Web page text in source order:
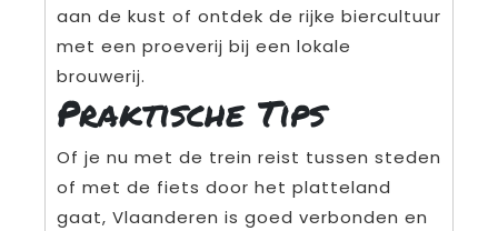
aan de kust of ontdek de rijke biercultuur
met een proeverij bij een lokale
brouwerij.
Praktische Tips
Of je nu met de trein reist tussen steden
of met de fiets door het platteland
gaat, Vlaanderen is goed verbonden en